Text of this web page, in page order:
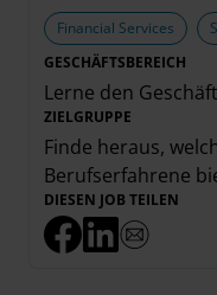
Financial Services
GESCHÄFTSBEREICH
Lerne den
ZIELGRUPPE
Finde heraus,
Berufserfahrene
DIESEN JOB TEILEN